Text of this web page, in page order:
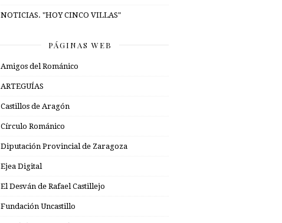
NOTICIAS. "HOY CINCO VILLAS"
PÁGINAS WEB
Amigos del Románico
ARTEGUÍAS
Castillos de Aragón
Círculo Románico
Diputación Provincial de Zaragoza
Ejea Digital
El Desván de Rafael Castillejo
Fundación Uncastillo